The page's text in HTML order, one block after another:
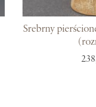
Srebrny